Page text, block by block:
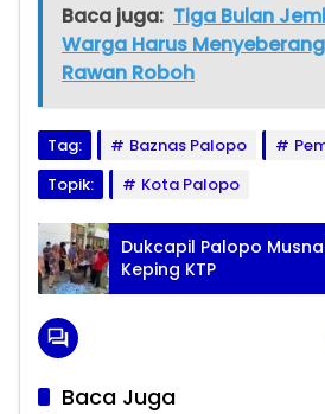
Baca juga: Tiga Bulan
Warga Harus
Rawan Roboh
Tag: Baznas Palopo
Topik:
Kota Palopo
Dukcapil Palopo
Keping KTP
Baca Juga